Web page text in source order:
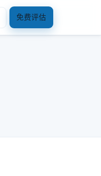
免费评估